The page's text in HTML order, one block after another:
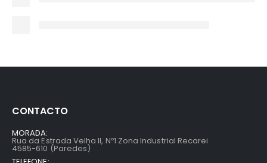
CONTACTO
MORADA:
Rua da Estrada Velha II, Nº1 Zona Industrial Recarei
4585-610 (Paredes)